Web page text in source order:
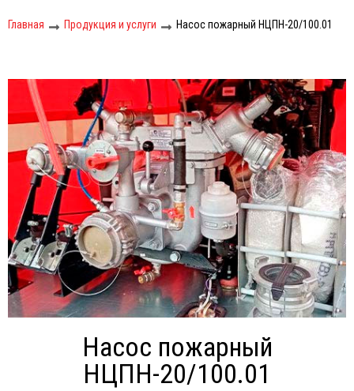
Главная Продукция и услуги Насос пожарный НЦПН-20/100.01
Насос пожарный
НЦПН-20/100.01​